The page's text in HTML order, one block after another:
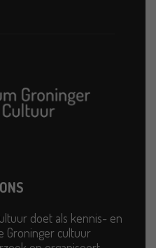
doet als kennis- en
Groninger cultuur